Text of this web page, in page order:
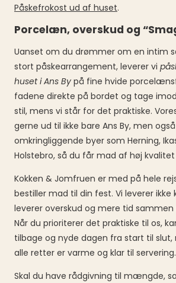
Påskefrokost ud af huset.
Porcelæn, overskud og
Uanset om du drømmer om en intim
stort påskearrangement, leverer vi
huset i Ans By på fine hvide
fadene direkte på bordet og tage
stil, mens vi står for det praktiske.
gerne ud til ikke bare Ans By, men
omkringliggende byer som Herning,
Holstebro, så du får mad af høj
Kokken & Jomfruen er med på hele
bestiller mad til din fest. Vi leverer ikke
leverer overskud og mere tid
Når du prioriterer det praktiske til os,
tilbage og nyde dagen fra start til slut,
alle retter er varme og klar til servering.
Skal du have rådgivning til mængde,